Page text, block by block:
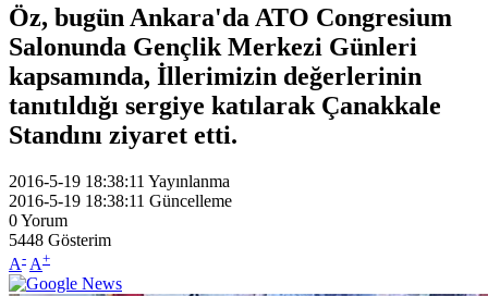
Öz, bugün Ankara'da ATO Congresium
Salonunda Gençlik Merkezi Günleri
kapsamında, İllerimizin değerlerinin
tanıtıldığı sergiye katılarak Çanakkale
Standını ziyaret etti.
2016-5-19 18:38:11 Yayınlanma
2016-5-19 18:38:11 Güncelleme
0Yorum
5448 Gösterim
A- A+